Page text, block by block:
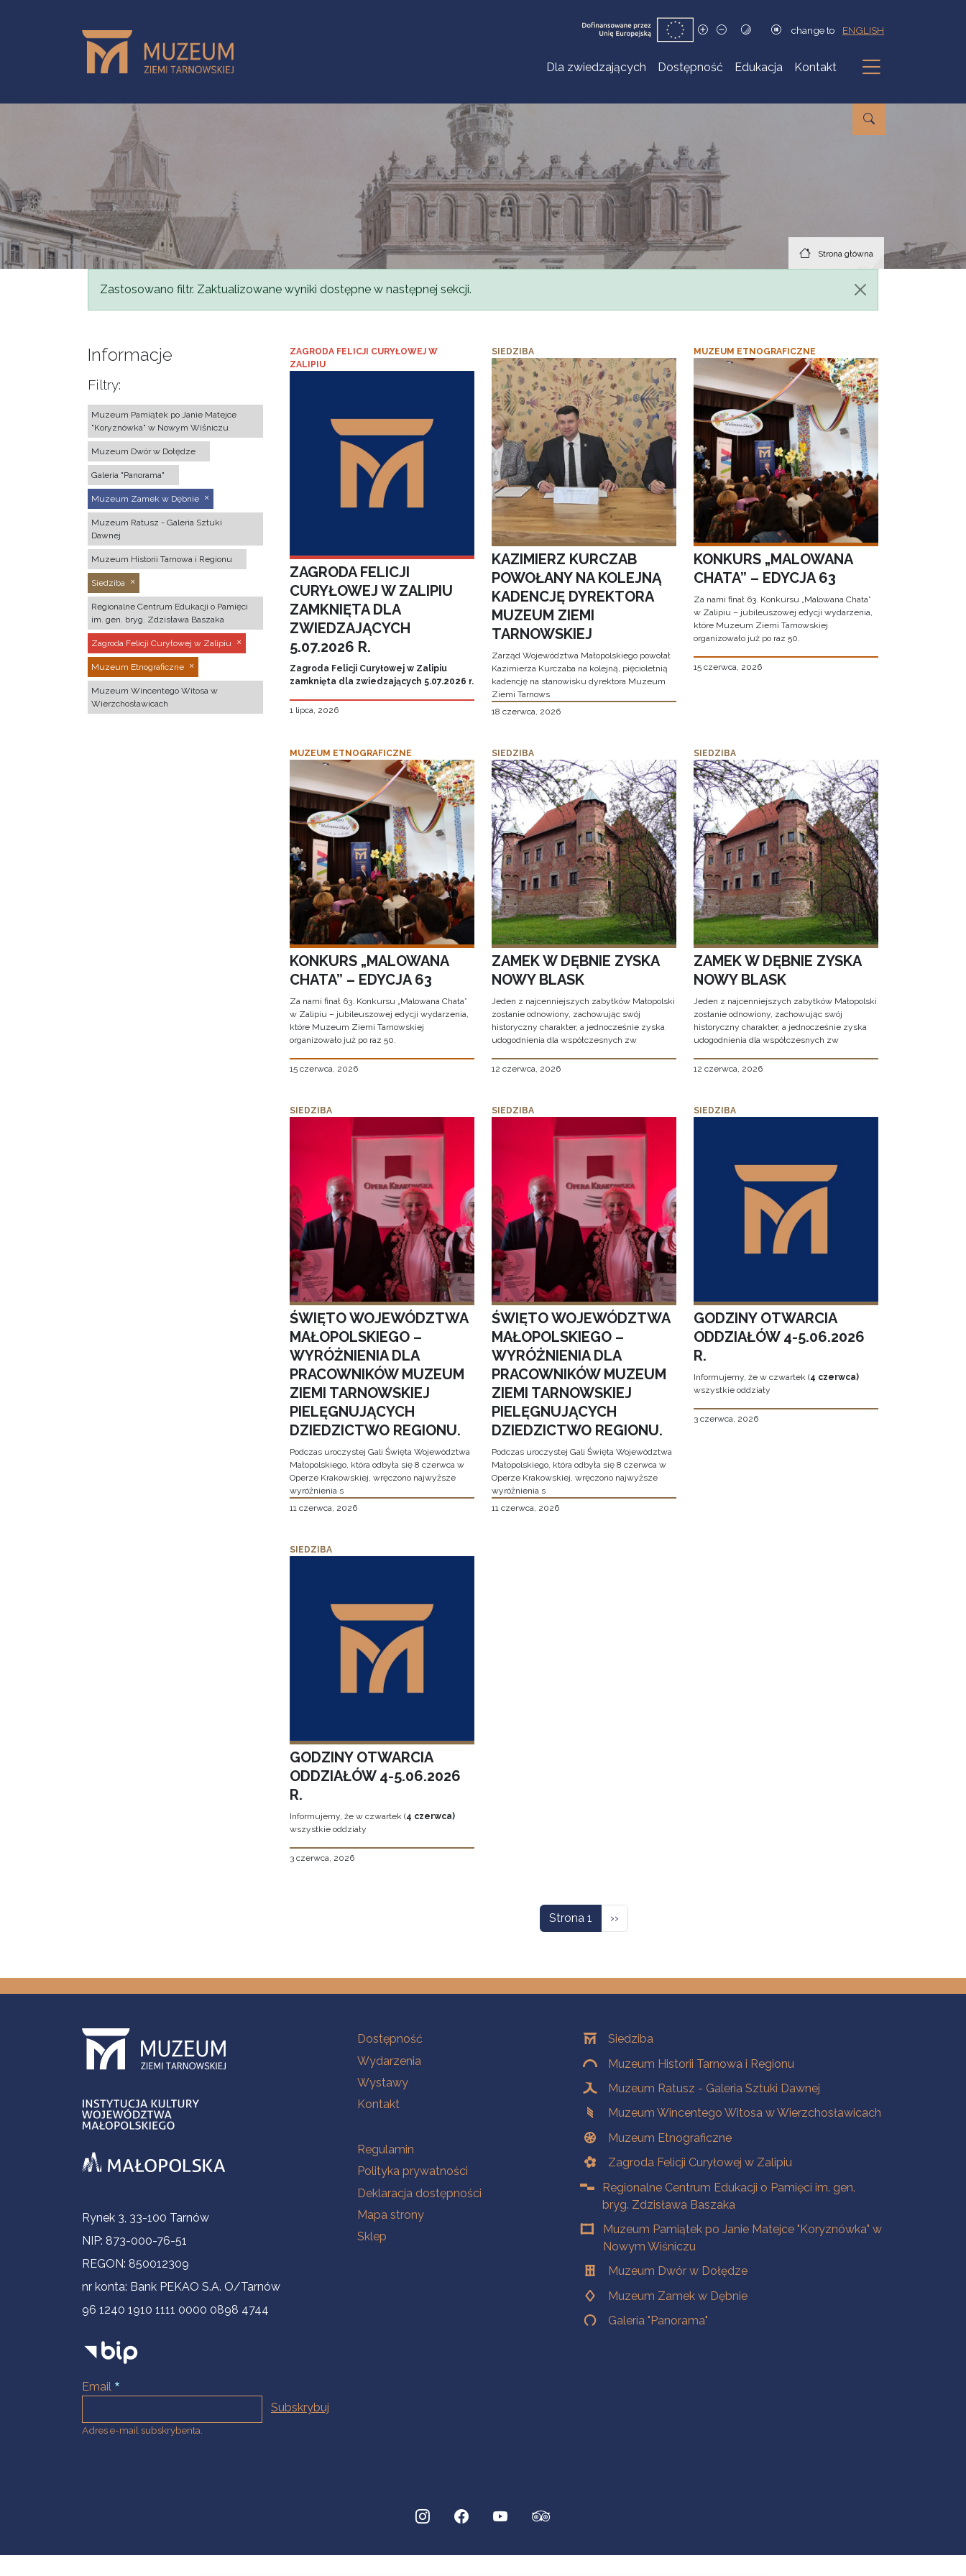
change to ENGLISH
Dla zwiedzających Dostępność Edukacja Kontakt
Podmenu
Strona główna
Komunikat
Zastosowano filtr. Zaktualizowane wyniki dostępne w następnej sekcji.
Informacje
Filtry:
Muzeum Pamiątek po Janie Matejce
"Koryznówka" w Nowym Wiśniczu
Muzeum Dwór w Dołędze
Galeria "Panorama"
Muzeum Zamek w Dębnie
Muzeum Ratusz - Galeria Sztuki
Dawnej
Muzeum Historii Tarnowa i Regionu
Siedziba
Regionalne Centrum Edukacji o Pamięci
im. gen. bryg. Zdzisława Baszaka
Zagroda Felicji Curyłowej w Zalipiu
Muzeum Etnograficzne
Muzeum Wincentego Witosa w
Wierzchosławicach
ZAGRODA FELICJI CURYŁOWEJ W
ZALIPIU
ZAGRODA FELICJI
CURYŁOWEJ W ZALIPIU
ZAMKNIĘTA DLA
ZWIEDZAJĄCYCH
5.07.2026 R.
Zagroda Felicji Curyłowej w Zalipiu
zamknięta dla zwiedzających 5.07.2026 r.
1 lipca, 2026
SIEDZIBA
KAZIMIERZ KURCZAB
POWOŁANY NA KOLEJNĄ
KADENCJĘ DYREKTORA
MUZEUM ZIEMI
TARNOWSKIEJ
Zarząd Województwa Małopolskiego powołał
Kazimierza Kurczaba na kolejną, pięcioletnią
kadencję na stanowisku dyrektora Muzeum
Ziemi Tarnows
18 czerwca, 2026
MUZEUM ETNOGRAFICZNE
KONKURS „MALOWANA
CHATA” – EDYCJA 63
Za nami finał 63. Konkursu „Malowana Chata”
w Zalipiu – jubileuszowej edycji wydarzenia,
które Muzeum Ziemi Tarnowskiej
organizowało już po raz 50.
15 czerwca, 2026
MUZEUM ETNOGRAFICZNE
KONKURS „MALOWANA
CHATA” – EDYCJA 63
Za nami finał 63. Konkursu „Malowana Chata”
w Zalipiu – jubileuszowej edycji wydarzenia,
które Muzeum Ziemi Tarnowskiej
organizowało już po raz 50.
15 czerwca, 2026
SIEDZIBA
ZAMEK W DĘBNIE ZYSKA
NOWY BLASK
Jeden z najcenniejszych zabytków Małopolski
zostanie odnowiony, zachowując swój
historyczny charakter, a jednocześnie zyska
udogodnienia dla współczesnych zw
12 czerwca, 2026
SIEDZIBA
ZAMEK W DĘBNIE ZYSKA
NOWY BLASK
Jeden z najcenniejszych zabytków Małopolski
zostanie odnowiony, zachowując swój
historyczny charakter, a jednocześnie zyska
udogodnienia dla współczesnych zw
12 czerwca, 2026
SIEDZIBA
ŚWIĘTO WOJEWÓDZTWA
MAŁOPOLSKIEGO –
WYRÓŻNIENIA DLA
PRACOWNIKÓW MUZEUM
ZIEMI TARNOWSKIEJ
PIELĘGNUJĄCYCH
DZIEDZICTWO REGIONU.
Podczas uroczystej Gali Święta Województwa
Małopolskiego, która odbyła się 8 czerwca w
Operze Krakowskiej, wręczono najwyższe
wyróżnienia s
11 czerwca, 2026
SIEDZIBA
ŚWIĘTO WOJEWÓDZTWA
MAŁOPOLSKIEGO –
WYRÓŻNIENIA DLA
PRACOWNIKÓW MUZEUM
ZIEMI TARNOWSKIEJ
PIELĘGNUJĄCYCH
DZIEDZICTWO REGIONU.
Podczas uroczystej Gali Święta Województwa
Małopolskiego, która odbyła się 8 czerwca w
Operze Krakowskiej, wręczono najwyższe
wyróżnienia s
11 czerwca, 2026
SIEDZIBA
GODZINY OTWARCIA
ODDZIAŁÓW 4-5.06.2026
R.
Informujemy, że w czwartek (4 czerwca)
wszystkie oddziały
3 czerwca, 2026
SIEDZIBA
GODZINY OTWARCIA
ODDZIAŁÓW 4-5.06.2026
R.
Informujemy, że w czwartek (4 czerwca)
wszystkie oddziały
3 czerwca, 2026
Strona 1 Następna strona
››
Informacje kontaktowe
Rynek 3, 33-100 Tarnów
NIP: 873-000-76-51
REGON: 850012309
nr konta: Bank PEKAO S.A. O/Tarnów
96 1240 1910 1111 0000 0898 4744
Email
Adres e-mail subskrybenta.
Na skróty
Dostępność
Wydarzenia
Wystawy
Kontakt
Na skróty
Regulamin
Polityka prywatności
Deklaracja dostępności
Mapa strony
Sklep
OddziałySiedziba
Muzeum Historii Tarnowa i Regionu
Muzeum Ratusz - Galeria Sztuki Dawnej
Muzeum Wincentego Witosa w Wierzchosławicach
Muzeum Etnograficzne
Zagroda Felicji Curyłowej w Zalipiu
Regionalne Centrum Edukacji o Pamięci im. gen.
bryg. Zdzisława Baszaka
Muzeum Pamiątek po Janie Matejce "Koryznówka" w
Nowym Wiśniczu
Muzeum Dwór w Dołędze
Muzeum Zamek w Dębnie
Galeria "Panorama"